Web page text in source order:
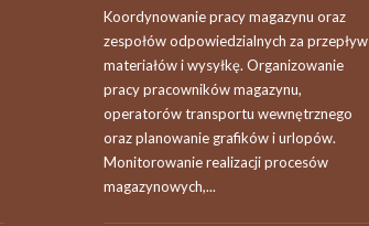
Koordynowanie pracy magazynu oraz
zespołów odpowiedzialnych za przepływ
materiałów i wysyłkę. Organizowanie
pracy pracowników magazynu,
operatorów transportu wewnętrznego
oraz planowanie grafików i urlopów.
Monitorowanie realizacji procesów
magazynowych,...